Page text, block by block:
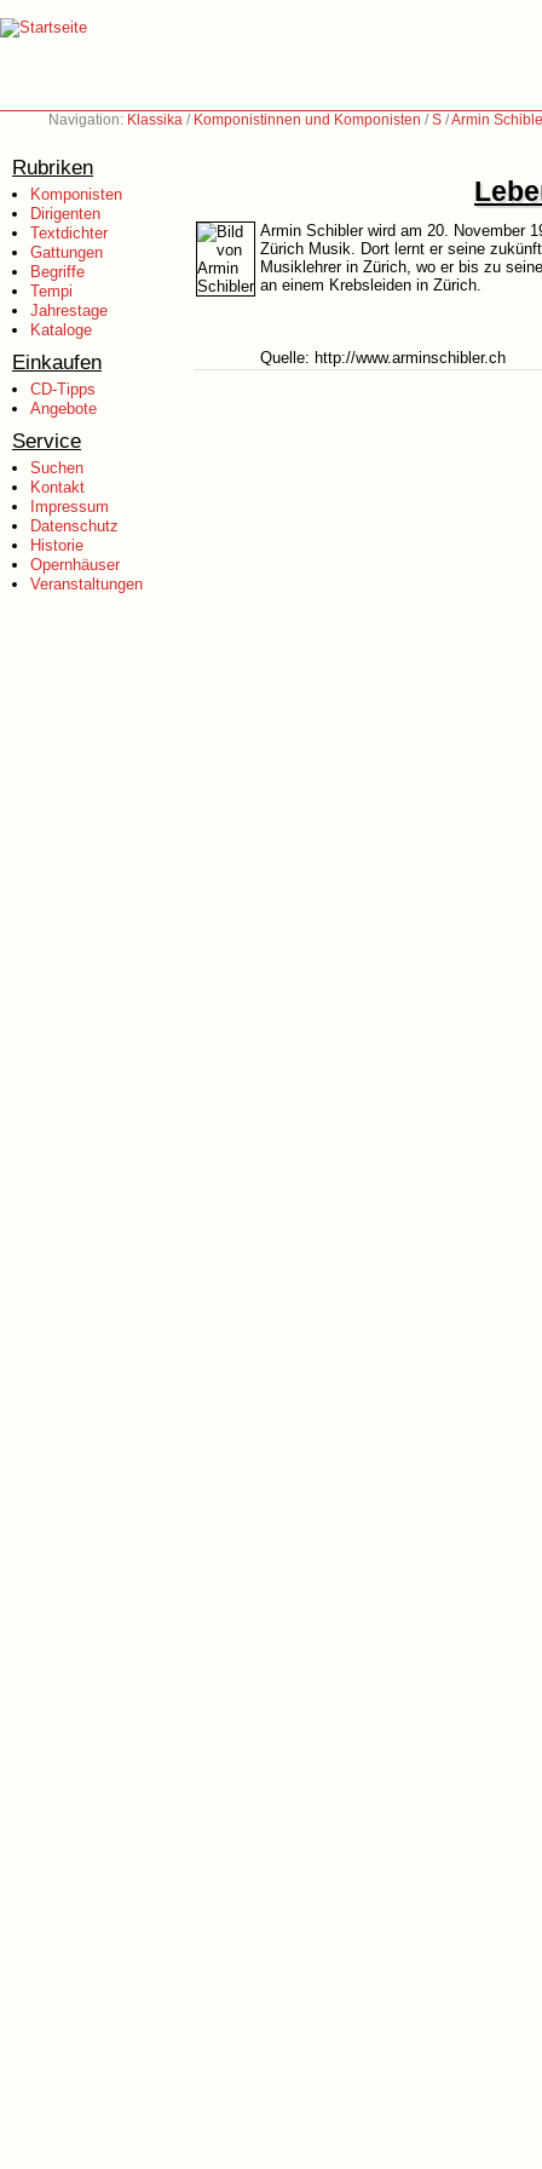
Navigation: Klassika / Komponistinnen und Komponisten /S /Armin
Rubriken
Komponisten
Dirigenten
Textdichter
Gattungen
Begriffe
Tempi
Jahrestage
Kataloge
Einkaufen
CD-Tipps
Angebote
Service
Suchen
Kontakt
Impressum
Datenschutz
Historie
Opernhäuser
Veranstaltungen
Armin Schibler wird am 20. November
Zürich Musik. Dort lernt er seine
Musiklehrer in Zürich, wo er bis zu
an einem Krebsleiden in Zürich.
Quelle: http://www.arminschibler.ch